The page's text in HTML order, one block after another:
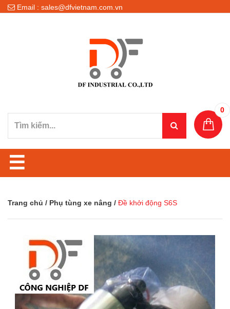
Email : sales@dfvietnam.com.vn
0
☰
Trang chủ / Phụ tùng xe nâng / Đề khởi động S6S